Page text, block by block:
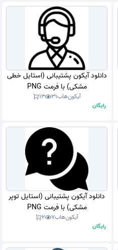
دانلود آیکون پشتیبانی (استایل خطی
مشکی) با فرمت PNG
آیکون‌هاب31
13
رایگان
دانلود آیکون پشتیبانی (استایل توپر
مشکی) با فرمت PNG
آیکون‌هاب7
2
رایگان